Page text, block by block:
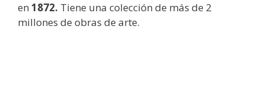
en 1872. Tiene una colección de más de 2
millones de obras de arte.